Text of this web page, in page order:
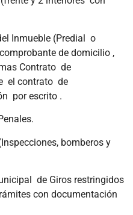
Inmueble (Predial o
de domicilio ,
Contrato de
el contrato de
por escrito .
bomberos y
de Giros restringidos
con documentación